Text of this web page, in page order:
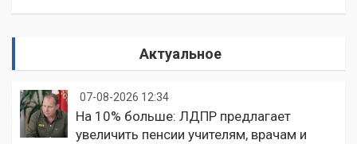
Актуальное
07-08-2026 12:34
На 10% больше: ЛДПР предлагает
увеличить пенсии учителям, врачам и